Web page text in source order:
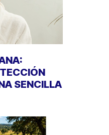
SENCILLA